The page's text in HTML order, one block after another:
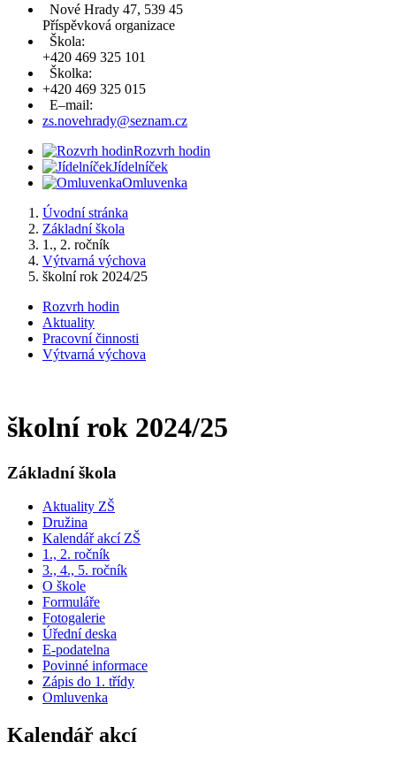
Nové Hrady 47, 539 45
Příspěvková organizace
Škola:
+420 469 325 101
Školka:
+420 469 325 015
E–mail:
zs.novehrady@seznam.cz
Rozvrh hodin
Jídelníček
Omluvenka
Úvodní stránka
Základní škola
1., 2. ročník
Výtvarná výchova
školní rok 2024/25
Rozvrh hodin
Aktuality
Pracovní činnosti
Výtvarná výchova
školní rok 2024/25
Základní škola
Aktuality ZŠ
Družina
Kalendář akcí ZŠ
1., 2. ročník
3., 4., 5. ročník
O škole
Formuláře
Fotogalerie
Úřední deska
E-podatelna
Povinné informace
Zápis do 1. třídy
Omluvenka
Kalendář akcí